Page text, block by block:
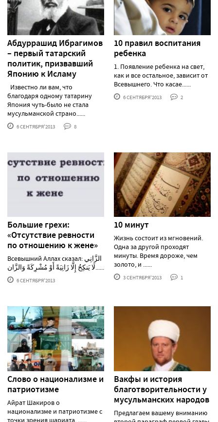
Абдуррашид Ибрагимов
– первый татарский
политик, призвавший
Японию к Исламу
Известно ли вам, что
благодаря одному татарину
Япония чуть-было не стала
мусульманской страно......
6 СЕНТЯБРЯ'2013 8
10 правил воспитания
ребенка
1. Появление ребенка на свет,
как и все остальное, зависит от
Всевышнего. Что касае......
6 СЕНТЯБРЯ'2013 2
Большие грехи:
«Отсутствие ревности
по отношению к жене»
Всевышний Аллах сказал: الزَّانِي
لَا يَنكِحُ إِلَّا زَانِيَةً أَوْ مُشْرِكَةً وَالزَّان......
6 СЕНТЯБРЯ'2013
10 минут
Жизнь состоит из мгновений.
Одна за другой проходят
минуты. Время дороже, чем
золото, и ......
3 СЕНТЯБРЯ'2013 1
Слово о национализме и
патриотизме
Айрат Шакиров о
национализме и патриотизме с
точки зрения шариата. ......
Вакфы и история
благотворительности у
мусульманских народов
Предлагаем вашему вниманию